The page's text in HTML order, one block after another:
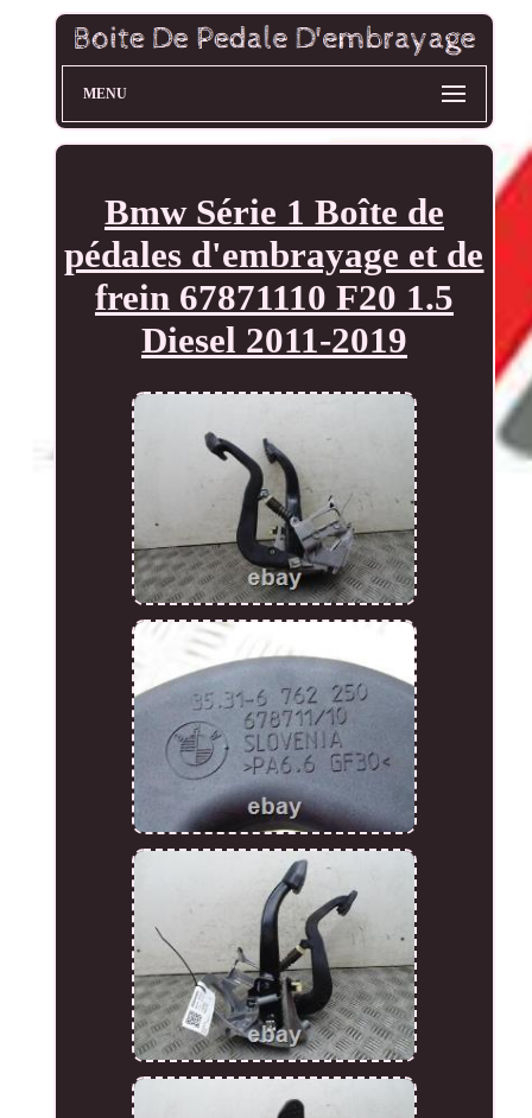
MENU
Bmw Série 1 Boîte de
pédales d'embrayage et de
frein 67871110 F20 1.5
Diesel 2011-2019